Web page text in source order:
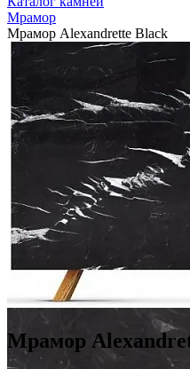
Мрамор
Мрамор Alexandrette Black
Мрамор